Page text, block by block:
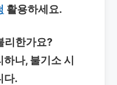
활용하세요.
리한가요?
나, 불기소 시
다.